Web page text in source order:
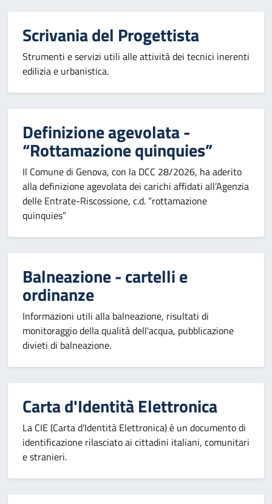
Scrivania del Progettista
Strumenti e servizi utili alle attività dei tecnici inerenti
edilizia e urbanistica.
Definizione agevolata -
“Rottamazione quinquies”
Il Comune di Genova, con la DCC 28/2026, ha aderito
alla definizione agevolata dei carichi affidati all’Agenzia
delle Entrate-Riscossione, c.d. “rottamazione
quinquies”
Balneazione - cartelli e
ordinanze
Informazioni utili alla balneazione, risultati di
monitoraggio della qualità dell'acqua, pubblicazione
divieti di balneazione.
Carta d'Identità Elettronica
La CIE (Carta d’Identità Elettronica) è un documento di
identificazione rilasciato ai cittadini italiani, comunitari
e stranieri.